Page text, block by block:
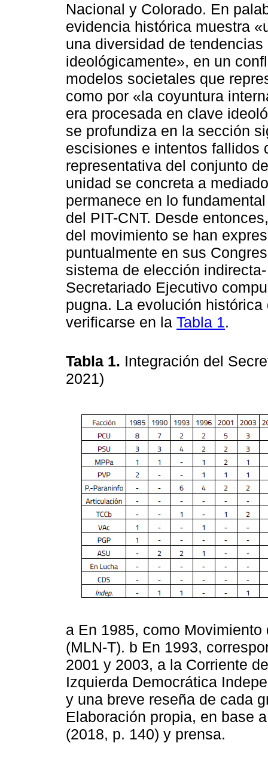
Nacional y Colorado. En
evidencia histórica muestra
una diversidad de
ideológicamente», en un
modelos societales que
como por «la coyuntura
era procesada en clave
se profundiza en la sección
escisiones e intentos fallidos
representativa del conjunto
unidad se concreta a
permanece en lo
del PIT-CNT. Desde
del movimiento se han
puntualmente en sus
sistema de elección
Secretariado Ejecutivo
pugna. La evolución
verificarse en la Tabla 1.
Tabla 1. Integración del
2021)
a En 1985, como
(MLN-T). b En 1993,
2001 y 2003, a la Corriente
Izquierda Democrática
y una breve reseña de cada
Elaboración propia, en base
(2018, p. 140) y prensa.